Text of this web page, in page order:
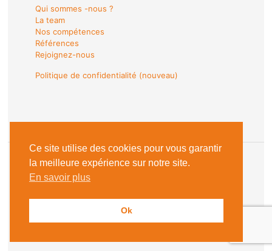
Qui sommes -nous ?
La team
Nos compétences
Références
Rejoignez-nous
Politique de confidentialité (nouveau)
Ce site utilise des cookies pour vous garantir
la meilleure expérience sur notre site.
En savoir plus
Ok